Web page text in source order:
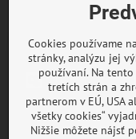
Partnerská stránka:
Informácie o platbe kartou
O značke Gaira
Cookies používame
stránky, analýzu jej
používaní. Na
tretích strán a
partnerom v EÚ, USA
všetky cookies“
Nižšie môžete nájsť